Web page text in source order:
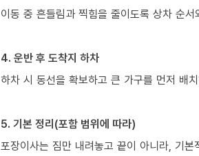
이동 중 흔들림과 찍힘을 줄이도록 상차 순서
4. 운반 후 도착지 하차
하차 시 동선을 확보하고 큰 가구를 먼저 배
5. 기본 정리(포함 범위에 따라)
포장이사는 짐만 내려놓고 끝이 아니라, 기